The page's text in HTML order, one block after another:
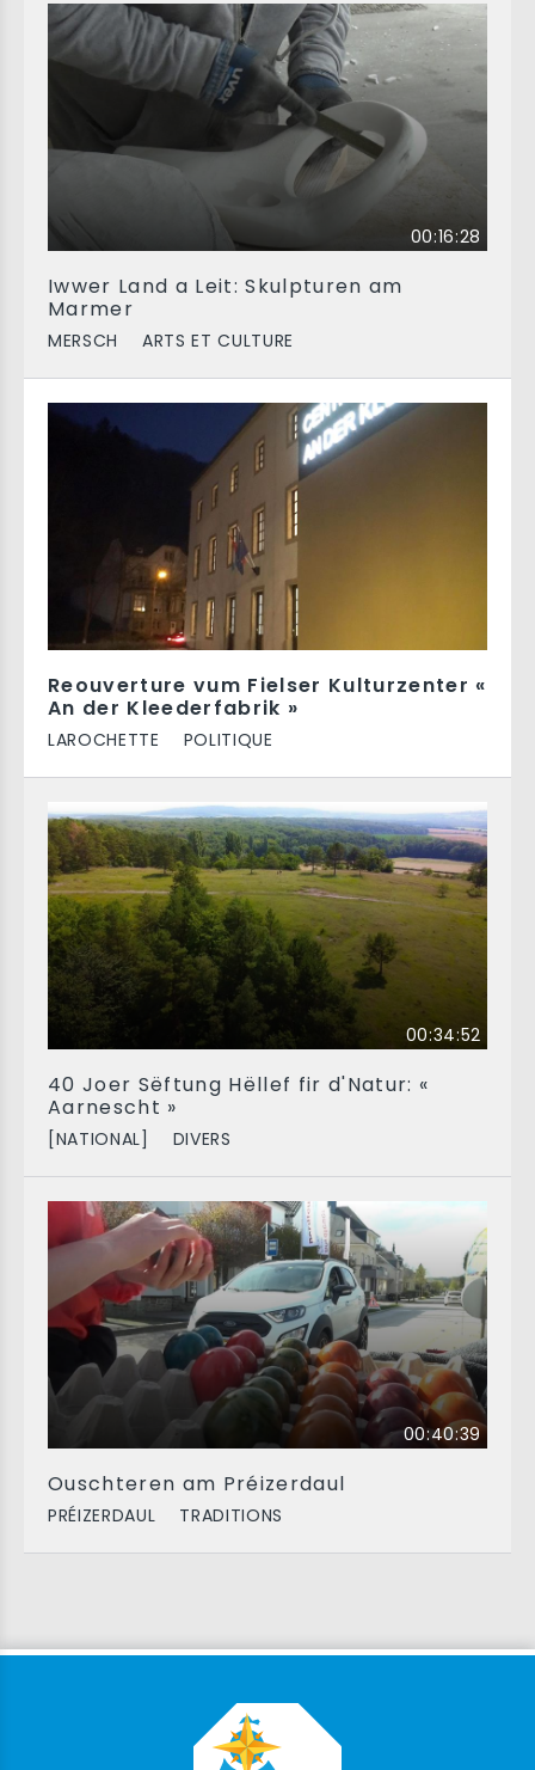
00:16:28
Iwwer Land a Leit: Skulpturen am
Marmer
MERSCH ARTS ET CULTURE
Reouverture vum Fielser Kulturzenter «
An der Kleederfabrik »
LAROCHETTE POLITIQUE
00:34:52
40 Joer Sëftung Hëllef fir d'Natur: «
Aarnescht »
[NATIONAL] DIVERS
00:40:39
Ouschteren am Préizerdaul
PRÉIZERDAUL TRADITIONS